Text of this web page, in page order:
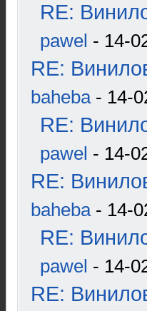
RE:
pawel - 14-
RE:
baheba- 14-
RE:
pawel - 14-
RE:
baheba- 14-
RE:
pawel - 14-
RE: